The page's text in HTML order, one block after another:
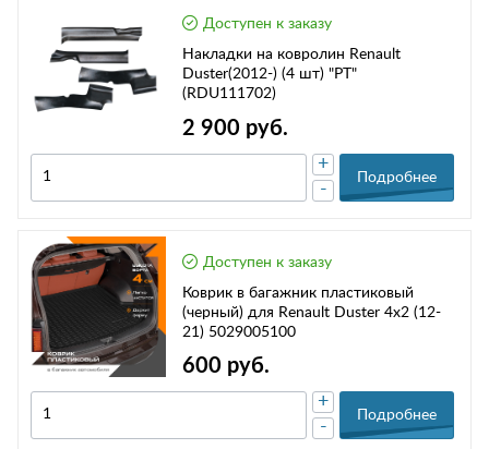
Доступен к заказу
Накладки на ковролин Renault
Duster(2012-) (4 шт) "PT"
(RDU111702)
2 900 руб.
-
+
Подробнее
Доступен к заказу
Коврик в багажник пластиковый
(черный) для Renault Duster 4x2 (12-
21) 5029005100
600 руб.
-
+
Подробнее